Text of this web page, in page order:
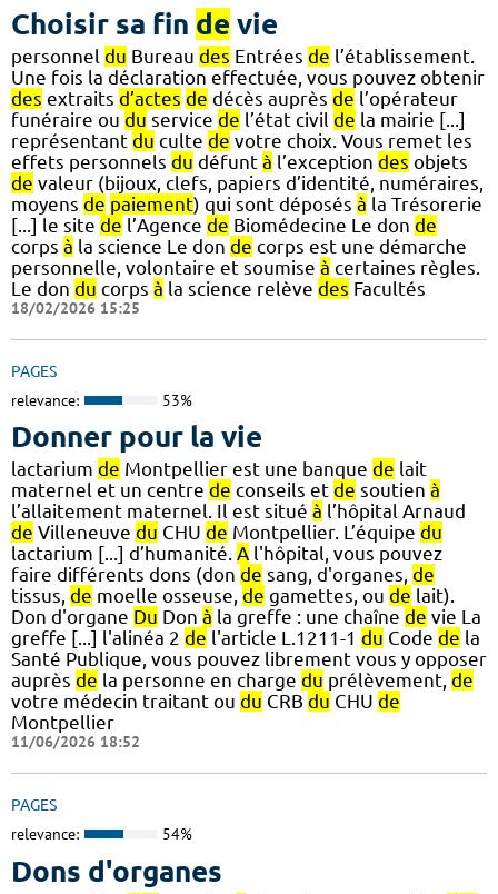
Choisir sa fin de vie
personnel du Bureau des Entrées de l’établissement.
Une fois la déclaration effectuée, vous pouvez obtenir
des extraits d’actes de décès auprès de l’opérateur
funéraire ou du service de l’état civil de la mairie [...]
représentant du culte de votre choix. Vous remet les
effets personnels du défunt à l’exception des objets
de valeur (bijoux, clefs, papiers d’identité, numéraires,
moyens de paiement) qui sont déposés à la Trésorerie
[...] le site de l’Agence de Biomédecine Le don de
corps à la science Le don de corps est une démarche
personnelle, volontaire et soumise à certaines règles.
Le don du corps à la science relève des Facultés
18/02/2026 15:25
PAGES
relevance: 53%
Donner pour la vie
lactarium de Montpellier est une banque de lait
maternel et un centre de conseils et de soutien à
l’allaitement maternel. Il est situé à l’hôpital Arnaud
de Villeneuve du CHU de Montpellier. L’équipe du
lactarium [...] d’humanité. A l'hôpital, vous pouvez
faire différents dons (don de sang, d'organes, de
tissus, de moelle osseuse, de gamettes, ou de lait).
Don d'organe Du Don à la greffe : une chaîne de vie La
greffe [...] l'alinéa 2 de l'article L.1211-1 du Code de la
Santé Publique, vous pouvez librement vous y opposer
auprès de la personne en charge du prélèvement, de
votre médecin traitant ou du CRB du CHU de
Montpellier
11/06/2026 18:52
PAGES
relevance: 54%
Dons d'organes